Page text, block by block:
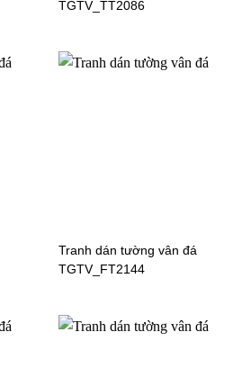
TGTV_TT2086
Tranh dán tường vân đá
TGTV_FT2144